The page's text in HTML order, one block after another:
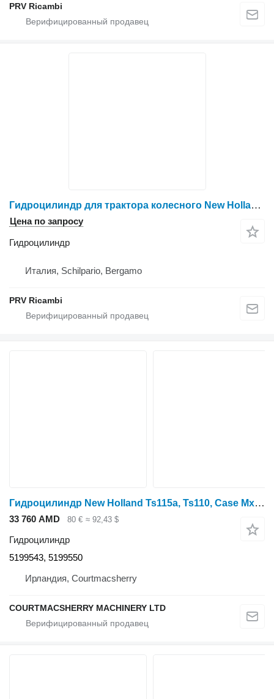
PRV Ricambi
Гидроцилиндр для трактора колесного New Holland E 165
Цена по запросу
Гидроцилиндр
Италия, Schilpario, Bergamo
PRV Ricambi
Гидроцилиндр New Holland Ts115a, Ts110, Case Mxu Steering Cylinder Pipes 5199543, 5199550 для трактора колесного
33 760 AMD 80 € ≈ 92,43 $
Гидроцилиндр
5199543, 5199550
Ирландия, Courtmacsherry
COURTMACSHERRY MACHINERY LTD